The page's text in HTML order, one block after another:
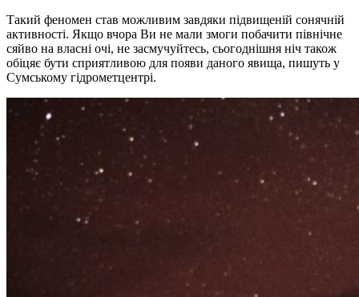
Такий феномен став можливим завдяки підвищеній сонячній
активності. Якщо вчора Ви не мали змоги побачити північне
сяйво на власні очі, не засмучуйтесь, сьогоднішня ніч також
обіцяє бути сприятливою для появи даного явища, пишуть у
Сумському гідрометцентрі.